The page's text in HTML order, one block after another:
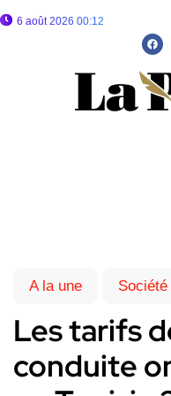
6 août 2026 00:12
A la une Société
Les tarifs
conduite